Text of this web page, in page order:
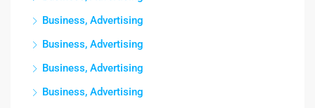
Business, Advertising
Business, Advertising
Business, Advertising
Business, Advertising